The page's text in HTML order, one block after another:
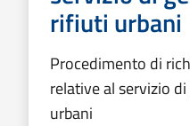
rifiuti urbani
Procedimento di
relative al servizio
urbani